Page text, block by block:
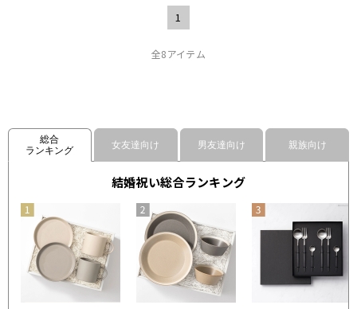
1
全8アイテム
総合
ランキング
女友達向け 男友達向け 親族向け
結婚祝い総合ランキング